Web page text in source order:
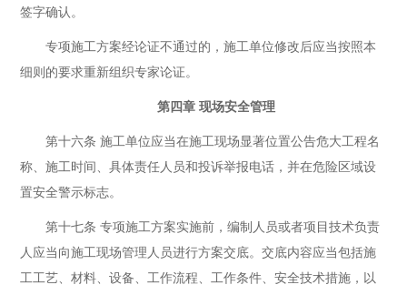
签字确认。
专项施工方案经论证不通过的，施工单位修改后应当按照本
细则的要求重新组织专家论证。
第四章 现场安全管理
第十六条 施工单位应当在施工现场显著位置公告危大工程名
称、施工时间、具体责任人员和投诉举报电话，并在危险区域设
置安全警示标志。
第十七条 专项施工方案实施前，编制人员或者项目技术负责
人应当向施工现场管理人员进行方案交底。交底内容应当包括施
工工艺、材料、设备、工作流程、工作条件、安全技术措施，以